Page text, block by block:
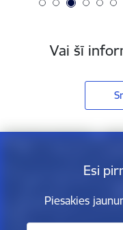
Vai šī
Esi
Piesakies